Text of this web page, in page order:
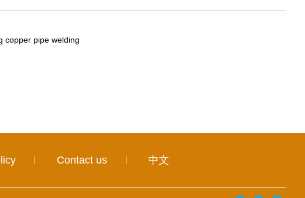
copper pipe welding
Contact us 中文